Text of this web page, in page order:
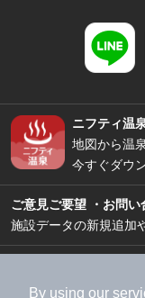
By using our
ニフティ温
地図から温
今すぐダウ
ご意見ご要望 ・お問い
施設データの新規追加
加盟店募集